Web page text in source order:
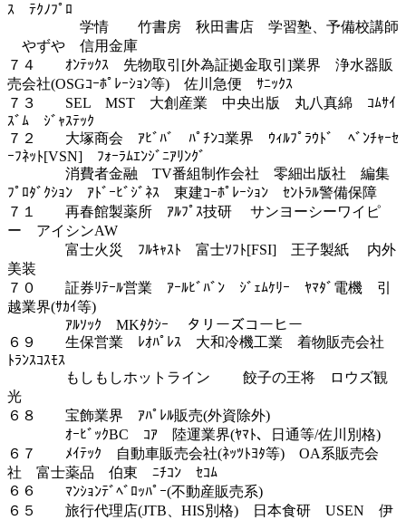
ｽ ﾃｸﾉﾌﾟﾛ
学情 竹書房 秋田書店 学習塾、予備校講師
やずや 信用金庫
７４ ｵﾝﾃｯｸｽ 先物取引[外為証拠金取引]業界 浄水器販
売会社(OSGｺｰﾎﾟﾚｰｼｮﾝ等) 佐川急便 ｻﾆｯｸｽ
７３ SEL MST 大創産業 中央出版 丸八真綿 ｺﾑｻｲ
ｽﾞﾑ ｼﾞｬｽﾃｯｸ
７２ 大塚商会 ｱﾋﾞﾊﾞ ﾊﾟﾁﾝｺ業界 ｳｨﾙﾌﾟﾗｳﾄﾞ ﾍﾞﾝﾁｬｰｾ
ｰﾌﾈｯﾄ[VSN] ﾌｫｰﾗﾑｴﾝｼﾞﾆｱﾘﾝｸﾞ
消費者金融 TV番組制作会社 零細出版社 編集
ﾌﾟﾛﾀﾞｸｼｮﾝ ｱﾄﾞｰﾋﾞｼﾞﾈｽ 東建ｺｰﾎﾟﾚｰｼｮﾝ ｾﾝﾄﾗﾙ警備保障
７１ 再春館製薬所 ｱﾙﾌﾟｽ技研 サンヨーシーワイピ
ー アイシンAW
富士火災 ﾌﾙｷｬｽﾄ 富士ｿﾌﾄ[FSI] 王子製紙 内外
美装
７０ 証券ﾘﾃｰﾙ営業 ｱｰﾙﾋﾞﾊﾞﾝ ｼﾞｪﾑｹﾘｰ ﾔﾏﾀﾞ電機 引
越業界(ｻｶｲ等)
ｱﾙｿｯｸ MKﾀｸｼｰ タリーズコーヒー
６９ 生保営業 ﾚｵﾊﾟﾚｽ 大和冷機工業 着物販売会社
ﾄﾗﾝｽｺｽﾓｽ
もしもしホットライン 餃子の王将 ロウズ観
光
６８ 宝飾業界 ｱﾊﾟﾚﾙ販売(外資除外)
ｵｰﾋﾞｯｸBC ｺｱ 陸運業界(ﾔﾏﾄ、日通等/佐川別格)
６７ ﾒｲﾃｯｸ 自動車販売会社(ﾈｯﾂﾄﾖﾀ等) OA系販売会
社 富士薬品 伯東 ﾆﾁｺﾝ ｾｺﾑ
６６ ﾏﾝｼｮﾝﾃﾞﾍﾞﾛｯﾊﾟｰ(不動産販売系)
６５ 旅行代理店(JTB、HIS別格) 日本食研 USEN 伊